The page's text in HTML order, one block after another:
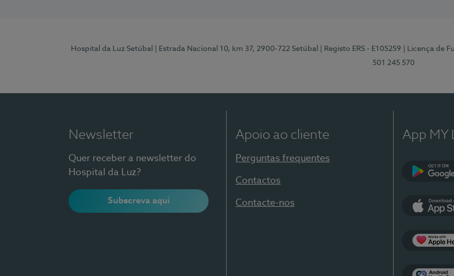
Hospital da Luz Setúbal | Estrada Nacional 10, km 37, 2900-722 Setúbal | Registo ERS - E105259 | Licença de
501 245 570
Newsletter
Quer receber a newsletter do
Hospital da Luz?
Subscreva aqui
Apoio ao cliente
Perguntas frequentes
Contactos
Contacte-nos
App MY